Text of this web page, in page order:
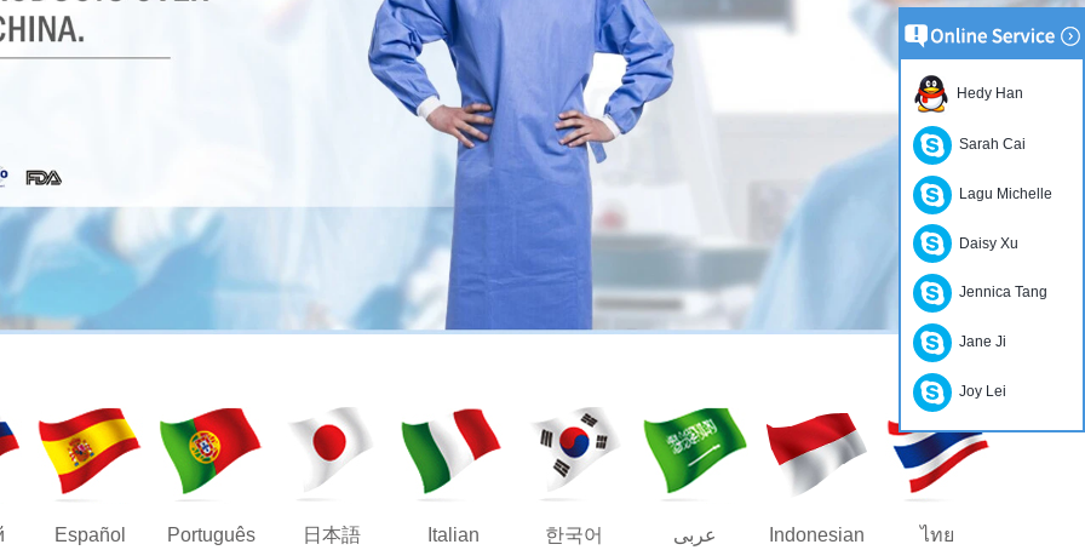
Español Português 日本語 Italian 한국어 عربى Indonesian ไทย
Hedy Han
Sarah Cai
Lagu Michelle
Daisy Xu
Jennica Tang
Jane Ji
Joy Lei